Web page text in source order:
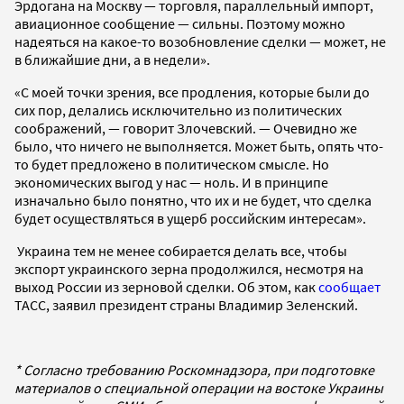
Эрдогана на Москву — торговля, параллельный импорт,
авиационное сообщение — сильны. Поэтому можно
надеяться на какое-то возобновление сделки — может, не
в ближайшие дни, а в недели».
«С моей точки зрения, все продления, которые были до
сих пор, делались исключительно из политических
соображений, — говорит Злочевский. — Очевидно же
было, что ничего не выполняется. Может быть, опять что-
то будет предложено в политическом смысле. Но
экономических выгод у нас — ноль. И в принципе
изначально было понятно, что их и не будет, что сделка
будет осуществляться в ущерб российским интересам».
Украина тем не менее собирается делать все, чтобы
экспорт украинского зерна продолжился, несмотря на
выход России из зерновой сделки. Об этом, каксообщает
ТАСС, заявил президент страны Владимир Зеленский.
* Согласно требованию Роскомнадзора, при подготовке
материалов о специальной операции на востоке Украины